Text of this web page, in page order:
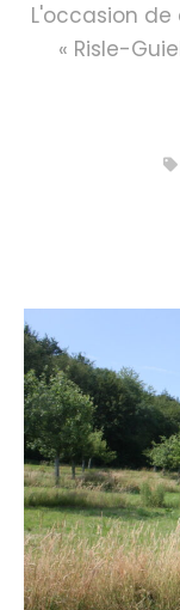
L'occasion de
« Risle-